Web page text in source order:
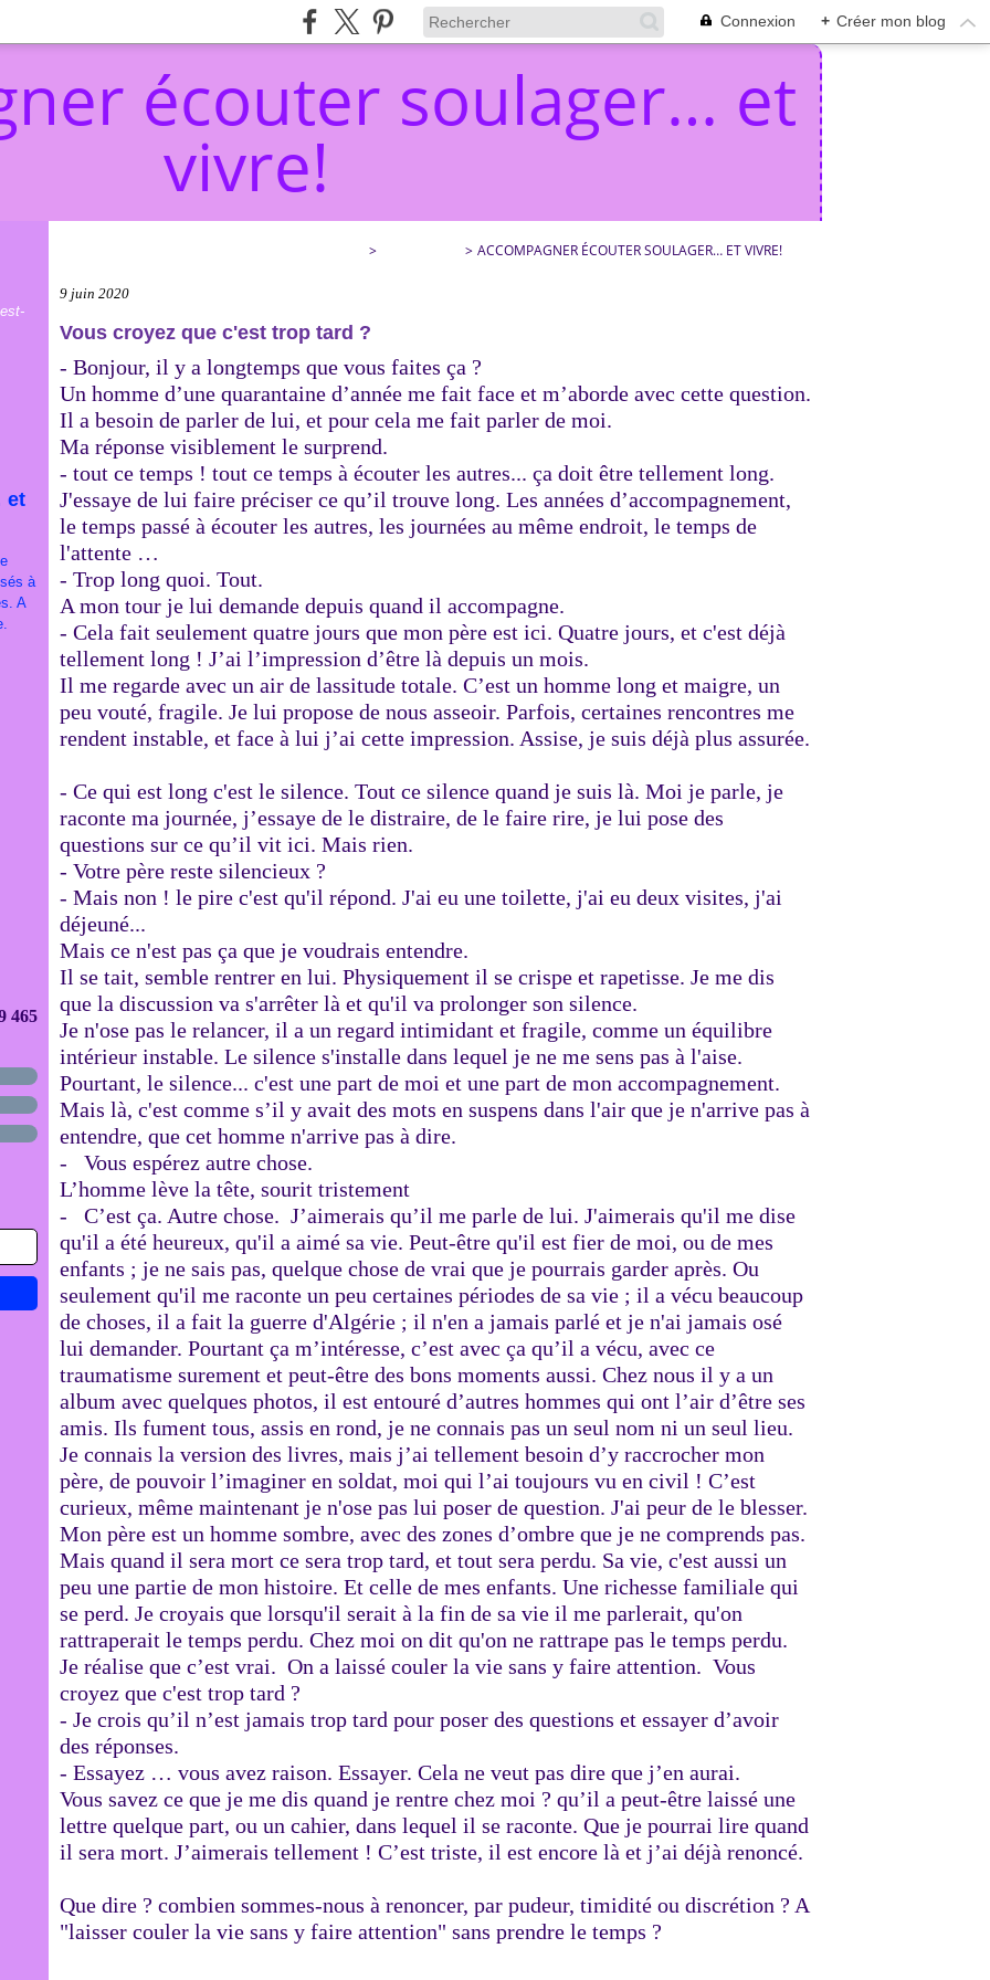
Connexion + Créer mon blog
écouter soulager… et
vivre!
et
à
A
465
> > ACCOMPAGNER ÉCOUTER SOULAGER… ET VIVRE!
9 juin 2020
Vous croyez que c'est trop tard ?
- Bonjour, il y a longtemps que vous faites ça ?
Un homme d’une quarantaine d’année me fait face et m’aborde avec cette question.
Il a besoin de parler de lui, et pour cela me fait parler de moi.
Ma réponse visiblement le surprend.
- tout ce temps ! tout ce temps à écouter les autres... ça doit être tellement long.
J'essaye de lui faire préciser ce qu’il trouve long. Les années d’accompagnement,
le temps passé à écouter les autres, les journées au même endroit, le temps de
l'attente …
- Trop long quoi. Tout.
A mon tour je lui demande depuis quand il accompagne.
- Cela fait seulement quatre jours que mon père est ici. Quatre jours, et c'est déjà
tellement long ! J’ai l’impression d’être là depuis un mois.
Il me regarde avec un air de lassitude totale. C’est un homme long et maigre, un
peu vouté, fragile. Je lui propose de nous asseoir. Parfois, certaines rencontres me
rendent instable, et face à lui j’ai cette impression. Assise, je suis déjà plus assurée.
- Ce qui est long c'est le silence. Tout ce silence quand je suis là. Moi je parle, je
raconte ma journée, j’essaye de le distraire, de le faire rire, je lui pose des
questions sur ce qu’il vit ici. Mais rien.
- Votre père reste silencieux ?
- Mais non ! le pire c'est qu'il répond. J'ai eu une toilette, j'ai eu deux visites, j'ai
déjeuné...
Mais ce n'est pas ça que je voudrais entendre.
Il se tait, semble rentrer en lui. Physiquement il se crispe et rapetisse. Je me dis
que la discussion va s'arrêter là et qu'il va prolonger son silence.
Je n'ose pas le relancer, il a un regard intimidant et fragile, comme un équilibre
intérieur instable. Le silence s'installe dans lequel je ne me sens pas à l'aise.
Pourtant, le silence... c'est une part de moi et une part de mon accompagnement.
Mais là, c'est comme s’il y avait des mots en suspens dans l'air que je n'arrive pas à
entendre, que cet homme n'arrive pas à dire.
- Vous espérez autre chose.
L’homme lève la tête, sourit tristement
- C’est ça. Autre chose. J’aimerais qu’il me parle de lui. J'aimerais qu'il me dise
qu'il a été heureux, qu'il a aimé sa vie. Peut-être qu'il est fier de moi, ou de mes
enfants ; je ne sais pas, quelque chose de vrai que je pourrais garder après. Ou
seulement qu'il me raconte un peu certaines périodes de sa vie ; il a vécu beaucoup
de choses, il a fait la guerre d'Algérie ; il n'en a jamais parlé et je n'ai jamais osé
lui demander. Pourtant ça m’intéresse, c’est avec ça qu’il a vécu, avec ce
traumatisme surement et peut-être des bons moments aussi. Chez nous il y a un
album avec quelques photos, il est entouré d’autres hommes qui ont l’air d’être ses
amis. Ils fument tous, assis en rond, je ne connais pas un seul nom ni un seul lieu.
Je connais la version des livres, mais j’ai tellement besoin d’y raccrocher mon
père, de pouvoir l’imaginer en soldat, moi qui l’ai toujours vu en civil ! C’est
curieux, même maintenant je n'ose pas lui poser de question. J'ai peur de le blesser.
Mon père est un homme sombre, avec des zones d’ombre que je ne comprends pas.
Mais quand il sera mort ce sera trop tard, et tout sera perdu. Sa vie, c'est aussi un
peu une partie de mon histoire. Et celle de mes enfants. Une richesse familiale qui
se perd. Je croyais que lorsqu'il serait à la fin de sa vie il me parlerait, qu'on
rattraperait le temps perdu. Chez moi on dit qu'on ne rattrape pas le temps perdu.
Je réalise que c’est vrai. On a laissé couler la vie sans y faire attention. Vous
croyez que c'est trop tard ?
- Je crois qu’il n’est jamais trop tard pour poser des questions et essayer d’avoir
des réponses.
- Essayez … vous avez raison. Essayer. Cela ne veut pas dire que j’en aurai.
Vous savez ce que je me dis quand je rentre chez moi ? qu’il a peut-être laissé une
lettre quelque part, ou un cahier, dans lequel il se raconte. Que je pourrai lire quand
il sera mort. J’aimerais tellement ! C’est triste, il est encore là et j’ai déjà renoncé.
Que dire ? combien sommes-nous à renoncer, par pudeur, timidité ou discrétion ? A
"laisser couler la vie sans y faire attention" sans prendre le temps ?